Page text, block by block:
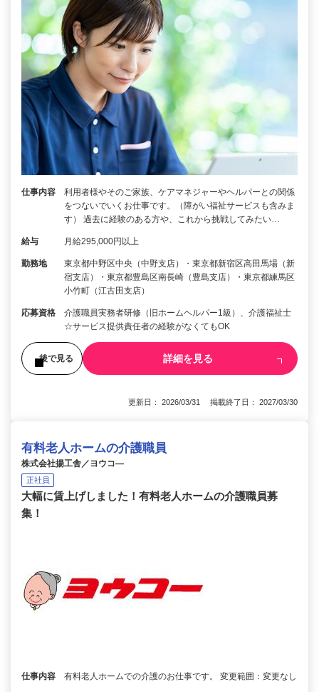
仕事内容
利用者様やそのご家族、ケアマネジャーやヘルパーとの関係
をつないでいくお仕事です。（障がい福祉サービスも含みま
す） 過去に経験のある方や、これから挑戦してみたい…
給与 月給295,000円以上
勤務地
東京都中野区中央（中野支店）・東京都新宿区高田馬場（新
宿支店）・東京都豊島区南長崎（豊島支店）・東京都練馬区
小竹町（江古田支店）
応募資格
介護職員実務者研修（旧ホームヘルパー1級）、介護福祉士
☆サービス提供責任者の経験がなくてもOK
後で見る 詳細を見る
更新日： 2026/03/31 掲載終了日： 2027/03/30
有料老人ホームの介護職員
株式会社揚工舎／ヨウコ―
正社員
大幅に賃上げしました！有料老人ホームの介護職員募
集！
仕事内容 有料老人ホームでの介護のお仕事です。 変更範囲：変更なし